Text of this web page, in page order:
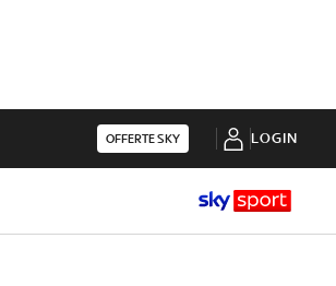
OFFERTE SKY LOGIN